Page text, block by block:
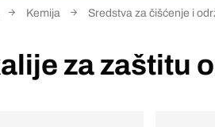
Kemija Sredstva za čišćenje i
za zaštitu